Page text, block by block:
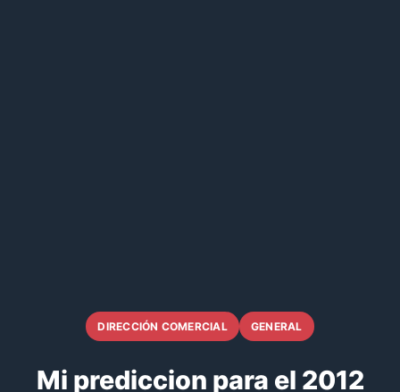
DIRECCIÓN COMERCIAL GENERAL
Mi prediccion para el 2012